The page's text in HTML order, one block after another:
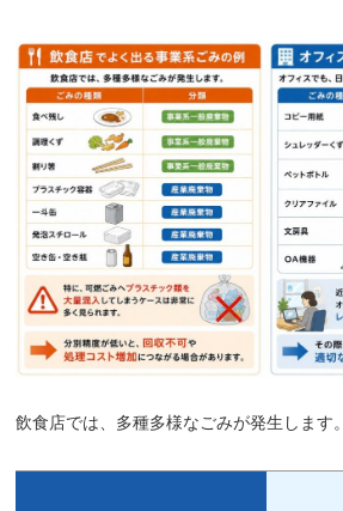
飲食店では、多種多様なごみが発生します。